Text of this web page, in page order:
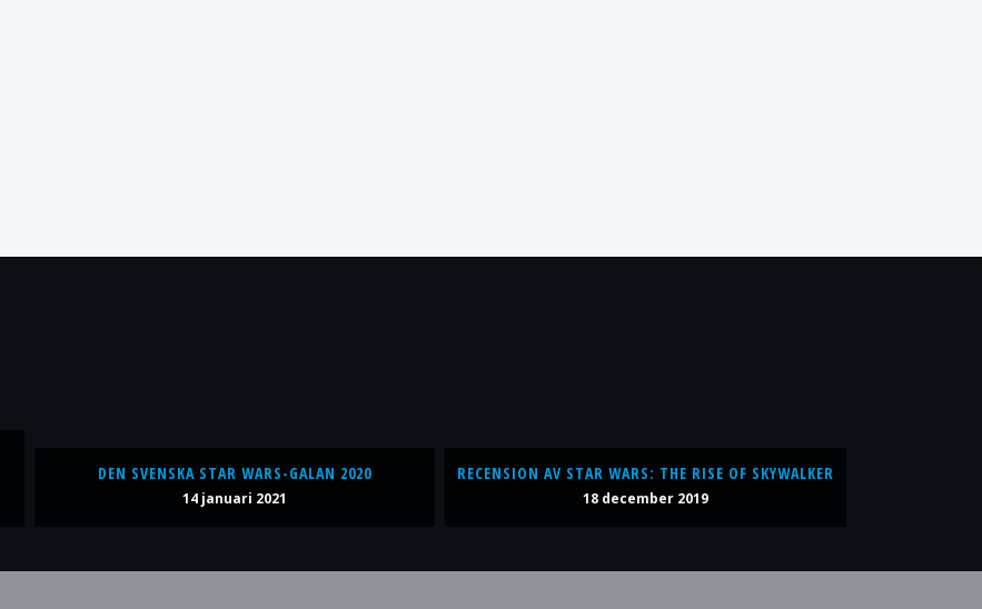
DEN SVENSKA STAR WARS-GALAN 2020
14 januari 2021
RECENSION AV STAR WARS: THE RISE OF SKYWALKER
18 december 2019